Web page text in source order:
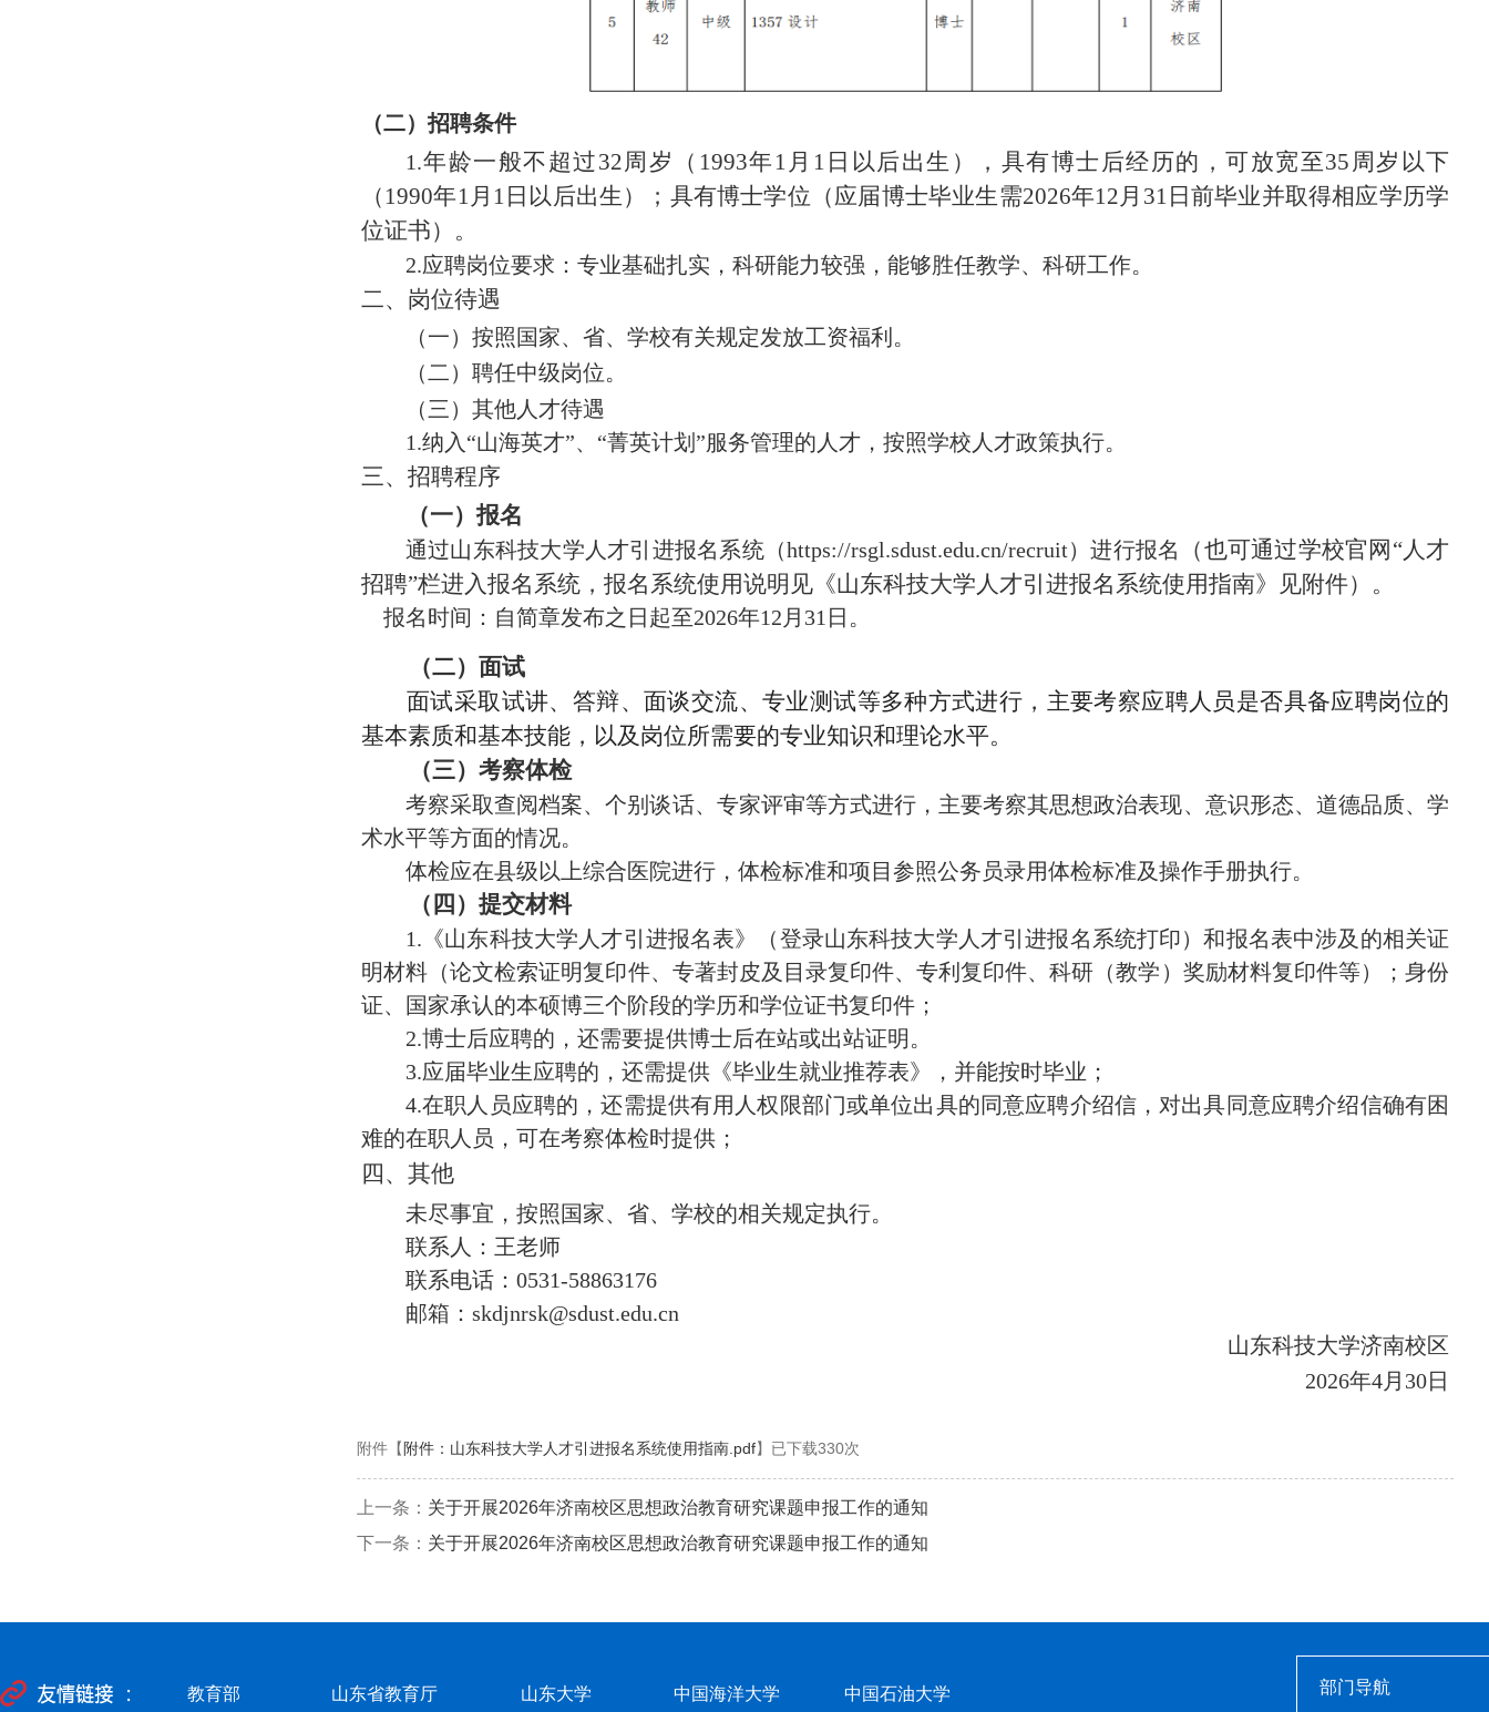
（二）招聘条件
1.年龄一般不超过32周岁（1993年1月1日以后出生），具有博士后经历的，可放宽至35周岁以下
（1990年1月1日以后出生）；具有博士学位（应届博士毕业生需2026年12月31日前毕业并取得相应学历学
位证书）。
2.应聘岗位要求：专业基础扎实，科研能力较强，能够胜任教学、科研工作。
二、岗位待遇
（一） 按照国家、省、学校有关规定发放工资福利。
（二） 聘任中级岗位。
（三） 其他人才待遇
1.纳入 “山海英才”、 “菁英计划”服务管理的人才，按照学校人才政策执行。
三、招聘程序
（一）报名
通过山东科技大学人才引进报名系统（https://rsgl.sdust.edu.cn/recruit）进行报名 （也可通过学校官网 “人才
招聘”栏进入报名系统，报名系统使用说明见《山东科技大学人才引进报名系统使用指南》见附件）。
报名时间：自简章发布之日起至2026年12月31日。
（二） 面试
面试采取试讲、答辩、面谈交流、专业测试等多种方式进行，主要考察应聘人员是否具备应聘岗位的
基本素质和基本技能，以及岗位所需要的专业知识和理论水平。
（三）考察体检
考察采取查阅档案、个别谈话、专家评审等方式进行，主要考察其思想政治表现、意识形态、道德品质、学
术水平等方面的情况。
体检应在县级以上综合医院进行，体检标准和项目参照公务员录用体检标准及操作手册执行。
（四） 提交材料
1. 《山东科技大学人才引进报名表》（登录山东科技大学人才引进报名系统打印）和报名表中涉及的相关证
明材料（论文检索证明复印件、专著封皮及目录复印件、专利复印件、科研（教学）奖励材料复印件等）；身份
证、国家承认的本硕博三个阶段的学历和学位证书复印件；
2.博士后应聘的，还需要提供博士后在站或出站证明。
3.应届毕业生应聘的，还需提供《毕业生就业推荐表》，并能按时毕业；
4.在职人员应聘的，还需提供有用人权限部门或单位出具的同意应聘介绍信，对出具同意应聘介绍信确有困
难的在职人员，可在考察体检时提供；
四、其他
未尽事宜，按照国家、省、学校的相关规定执行。
联系人： 王老师
联系电话： 0531-58863176
邮箱： skdjnrsk@sdust.edu.cn
山东科技大学济南校区
2026年4月30日
附件【 附件：山东科技大学人才引进报名系统使用指南.pdf】已下载330次
上一条： 关于开展2026年济南校区思想政治教育研究课题申报工作的通知
下一条： 关于开展2026年济南校区思想政治教育研究课题申报工作的通知
教育部 山东省教育厅 山东大学 中国海洋大学 中国石油大学 部门导航